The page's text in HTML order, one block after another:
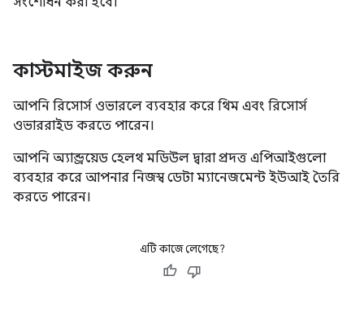
কাস্টমাইজ করুন
আপনি রিসোর্স ওভারলে ব্যবহার করে থিম এবং রিসোর্স
ওভাররাইড করতে পারেন।
আপনি অ্যান্ড্রয়েড হেলথ মডিউল দ্বারা প্রদত্ত এপিআইগুলো
ব্যবহার করে আপনার নিজস্ব ডেটা ম্যানেজমেন্ট ইউআই তৈরি
করতে পারেন।
এটি কাজে লেগেছে?